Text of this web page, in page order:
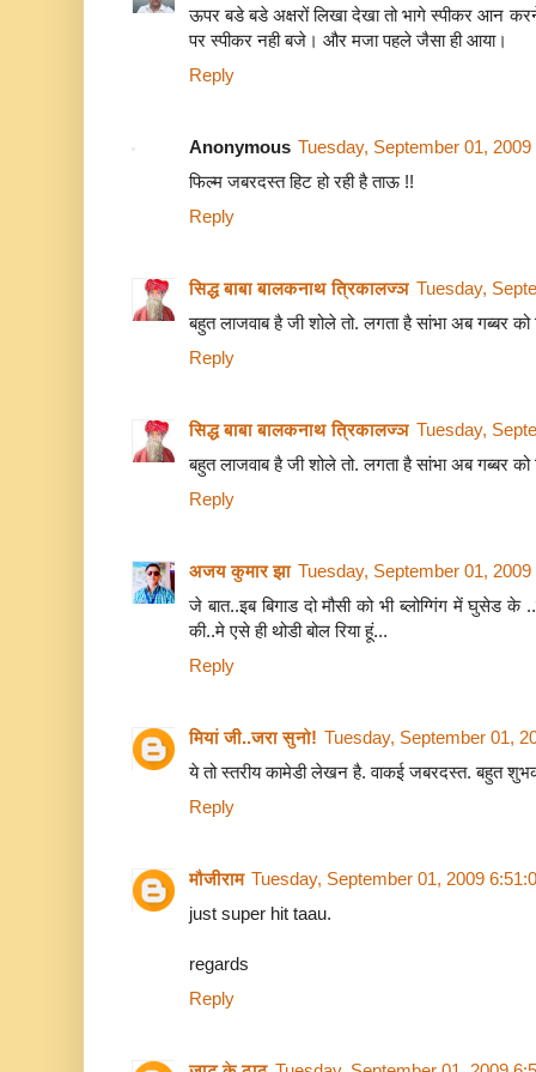
ऊपर बडे बडे अक्षरों लिखा देखा तो भागे स्पीकर आन
पर स्पीकर नही बजे। और मजा पहले जैसा ही आया।
Reply
Anonymous Tuesday, September 01,
फिल्म जबरदस्त हिट हो रही है ताऊ !!
Reply
सिद्ध बाबा बालकनाथ त्रिकालज्ञ Tuesday,
बहुत लाजवाब है जी शोले तो. लगता है सांभा अब गब्बर
Reply
सिद्ध बाबा बालकनाथ त्रिकालज्ञ Tuesday,
बहुत लाजवाब है जी शोले तो. लगता है सांभा अब गब्बर
Reply
अजय कुमार झा Tuesday, September 01,
जे बात..इब बिगाड दो मौसी को भी ब्लोग्गिंग में घुसेड
की..मे एसे ही थोडी बोल रिया हूं...
Reply
मियां जी..जरा सुनो! Tuesday, September 01,
ये तो स्तरीय कामेडी लेखन है. वाकई जबरदस्त. बहुत
Reply
मौजीराम Tuesday, September 01, 2009
just super hit taau.
regards
Reply